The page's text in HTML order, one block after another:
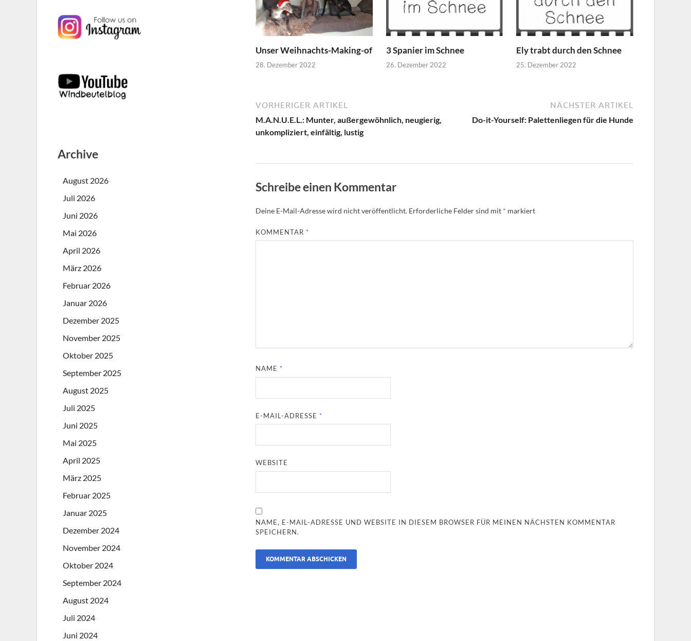
Unser Weihnachts-Making-of
28. Dezember 2022
3 Spanier im Schnee
26. Dezember 2022
Ely trabt durch den Schnee
25. Dezember 2022
VORHERIGER ARTIKEL
M.A.N.U.E.L.: Munter, außergewöhnlich, neugierig,
unkompliziert, einfältig, lustig
NÄCHSTER ARTIKEL
Do-it-Yourself: Palettenliegen für die Hunde
Schreibe einen Kommentar
Deine E-Mail-Adresse wird nicht veröffentlicht. Erforderliche Felder sind mit * markiert
KOMMENTAR *
NAME *
E-MAIL-ADRESSE *
WEBSITE
NAME, E-MAIL-ADRESSE UND WEBSITE IN DIESEM BROWSER FÜR MEINEN NÄCHSTEN KOMMENTAR
SPEICHERN.
Archive
August 2026
Juli 2026
Juni 2026
Mai 2026
April 2026
März 2026
Februar 2026
Januar 2026
Dezember 2025
November 2025
Oktober 2025
September 2025
August 2025
Juli 2025
Juni 2025
Mai 2025
April 2025
März 2025
Februar 2025
Januar 2025
Dezember 2024
November 2024
Oktober 2024
September 2024
August 2024
Juli 2024
Juni 2024